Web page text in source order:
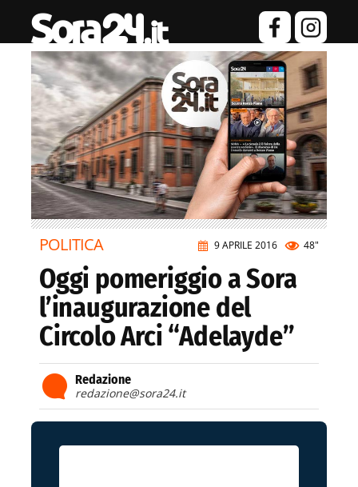
9 APRILE 2016 48"
POLITICA
Oggi pomeriggio a Sora
l’inaugurazione del
Circolo Arci “Adelayde”
Redazione
redazione@sora24.it